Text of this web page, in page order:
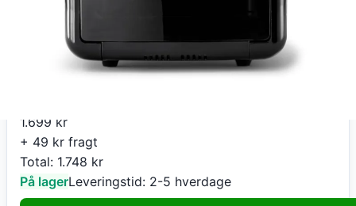
1.699 kr
+ 49 kr fragt
Total: 1.748 kr
På lagerLeveringstid: 2-5 hverdage